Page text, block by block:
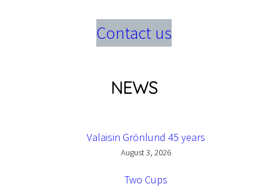
Contact us
NEWS
Valaisin Grönlund 45 years
August 3, 2026
Two Cups